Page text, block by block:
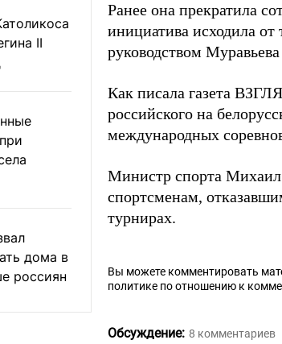
II
дома в
россиян
Ранее она прекратила
инициатива исходила
руководством
Как писала газета
российского на
международных
Министр спорта Михаил
спортсменам,
турнирах.
Вы можете комментировать
политике по отношению к
Обсуждение: 8 комментариев